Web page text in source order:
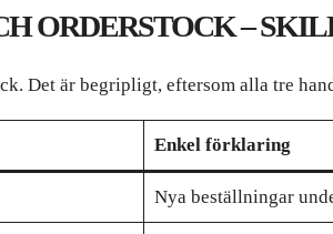
ORDERSTOCK –
Det är begripligt, eftersom alla tre
Enkel förklaring
Nya beställningar